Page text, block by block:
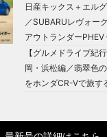
日産キックス＋エル
／SUBARUレヴォー
アウトランダーPHEV
【グルメドライブ紀
岡・浜松編／翡翠色
をホンダCR-Vで旅す